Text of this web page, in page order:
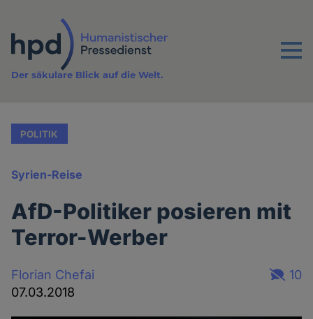
Inhalt
Menu
Der säkulare Blick auf die Welt.
POLITIK
Syrien-Reise
AfD-Politiker posieren mit
Terror-Werber
Florian Chefai
07.03.2018
10